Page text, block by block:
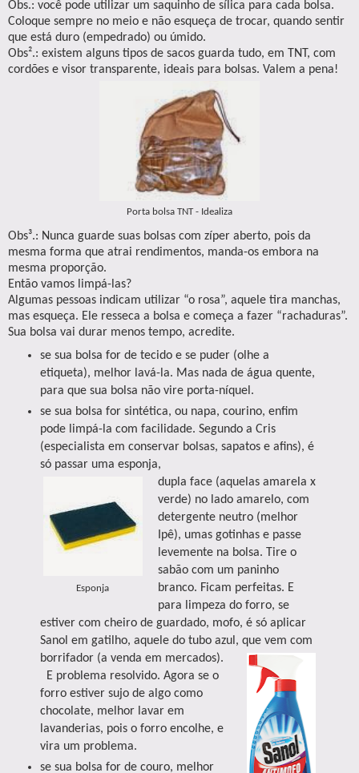
Obs.: você pode utilizar um saquinho de sílica para cada bolsa.
Coloque sempre no meio e não esqueça de trocar, quando sentir
que está duro (empedrado) ou úmido.
Obs².: existem alguns tipos de sacos guarda tudo, em TNT, com
cordões e visor transparente, ideais para bolsas. Valem a pena!
Porta bolsa TNT - Idealiza
Obs³.: Nunca guarde suas bolsas com zíper aberto, pois da
mesma forma que atrai rendimentos, manda-os embora na
mesma proporção.
Então vamos limpá-las?
Algumas pessoas indicam utilizar “o rosa”, aquele tira manchas,
mas esqueça. Ele resseca a bolsa e começa a fazer “rachaduras”.
Sua bolsa vai durar menos tempo, acredite.
se sua bolsa for de tecido e se puder (olhe a
etiqueta), melhor lavá-la. Mas nada de água quente,
para que sua bolsa não vire porta-níquel.
se sua bolsa for sintética, ou napa, courino, enfim
pode limpá-la com facilidade. Segundo a Cris
(especialista em conservar bolsas, sapatos e afins), é
só passar uma esponja,
dupla face (aquelas
Esponja
amarela x
verde) no lado amarelo, com
detergente neutro (melhor
Ipê), umas gotinhas e passe
levemente na bolsa. Tire o
sabão com um paninho
branco. Ficam perfeitas. E
para limpeza do forro, se
estiver com cheiro de guardado, mofo, é só aplicar
Sanol em gatilho, aquele do tubo azul, que vem com
borrifador (a venda em mercados).
E problema resolvido. Agora se o
forro estiver sujo de algo como
chocolate, melhor lavar em
lavanderias, pois o forro encolhe, e
vira um problema.
se sua bolsa for de couro, melhor